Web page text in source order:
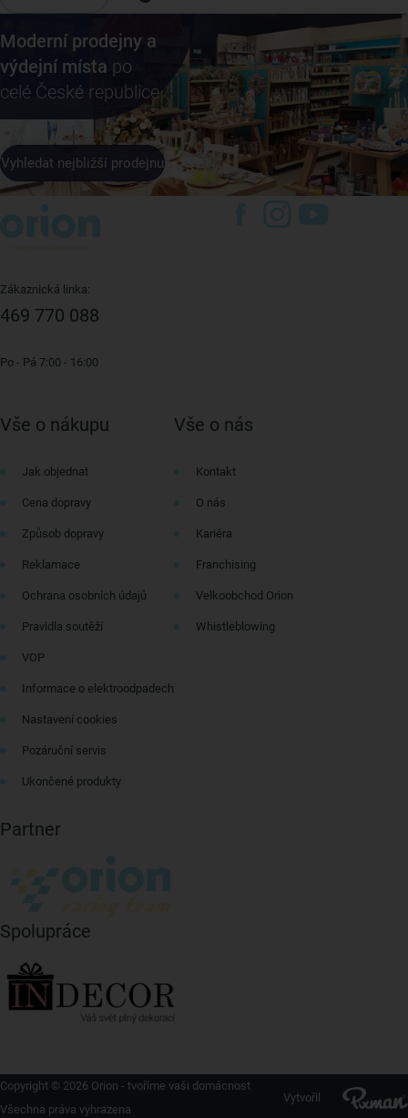
Moderní prodejny a
výdejní místa po
celé České republice
Vyhledat nejbližší prodejnu
Zákaznická linka:
469 770 088
Po - Pá 7:00 - 16:00
Vše o nákupu
Jak objednat
Cena dopravy
Způsob dopravy
Reklamace
Ochrana osobních údajů
Pravidla soutěží
VOP
Informace o elektroodpadech
Nastavení cookies
Pozáruční servis
Ukončené produkty
Vše o nás
Kontakt
O nás
Kariéra
Franchising
Velkoobchod Orion
Whistleblowing
Partner
Spolupráce
Copyright © 2026 Orion - tvoříme vaši domácnost
Všechna práva vyhrazena
Vytvořil